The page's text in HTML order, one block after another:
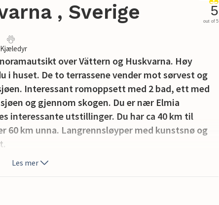
, Sverige 5
out of 5
over Vättern og Huskvarna. Høy
i huset. De to terrassene vender mot sørvest og
Interessant romoppsett med 2 bad, ett med
og gjennom skogen. Du er nær Elmia
interessante utstillinger. Du har ca 40 km til
60 km unna. Langrennsløyper med kunstsnø og
Les mer